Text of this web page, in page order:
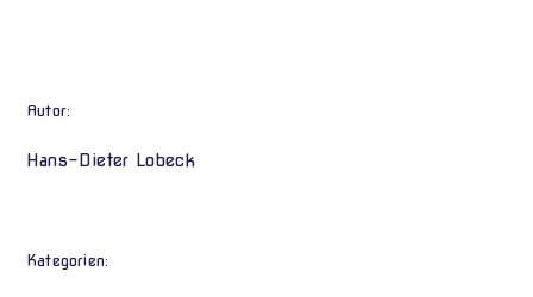
Autor:
Hans-Dieter Lobeck
Kategorien: